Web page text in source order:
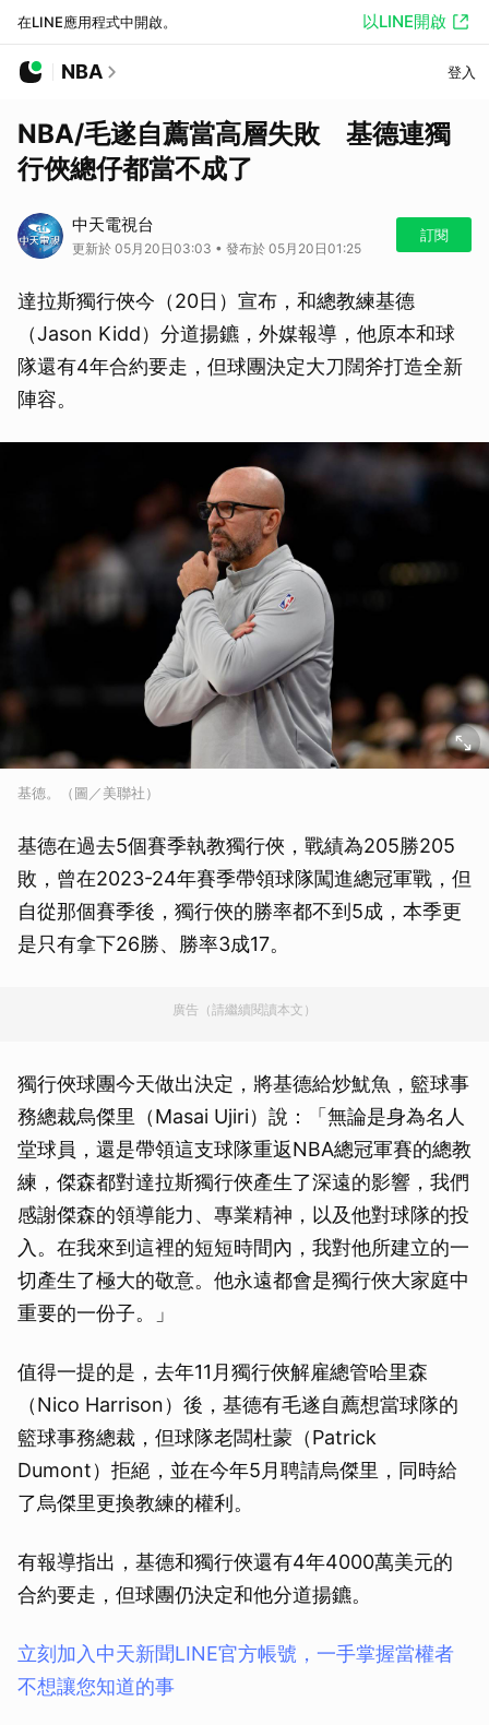
在LINE應用程式中開啟。 以LINE開啟
NBA 登入
NBA/毛遂自薦當高層失敗 基德連獨
行俠總仔都當不成了
中天電視台
更新於 05月20日03:03 • 發布於 05月20日01:25
訂閱
達拉斯獨行俠今（20日）宣布，和總教練基德
（Jason Kidd）分道揚鑣，外媒報導，他原本和球
隊還有4年合約要走，但球團決定大刀闊斧打造全新
陣容。
基德。（圖／美聯社）
基德在過去5個賽季執教獨行俠，戰績為205勝205
敗，曾在2023-24年賽季帶領球隊闖進總冠軍戰，但
自從那個賽季後，獨行俠的勝率都不到5成，本季更
是只有拿下26勝、勝率3成17。
廣告（請繼續閱讀本文）
獨行俠球團今天做出決定，將基德給炒魷魚，籃球事
務總裁烏傑里（Masai Ujiri）說：「無論是身為名人
堂球員，還是帶領這支球隊重返NBA總冠軍賽的總教
練，傑森都對達拉斯獨行俠產生了深遠的影響，我們
感謝傑森的領導能力、專業精神，以及他對球隊的投
入。在我來到這裡的短短時間內，我對他所建立的一
切產生了極大的敬意。他永遠都會是獨行俠大家庭中
重要的一份子。」
值得一提的是，去年11月獨行俠解雇總管哈里森
（Nico Harrison）後，基德有毛遂自薦想當球隊的
籃球事務總裁，但球隊老闆杜蒙（Patrick
Dumont）拒絕，並在今年5月聘請烏傑里，同時給
了烏傑里更換教練的權利。
有報導指出，基德和獨行俠還有4年4000萬美元的
合約要走，但球團仍決定和他分道揚鑣。
立刻加入中天新聞LINE官方帳號，一手掌握當權者
不想讓您知道的事